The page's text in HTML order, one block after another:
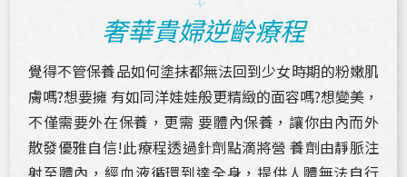
奢華貴婦逆齡療程
覺得不管保養品如何塗抹都無法回到少女時期的粉嫩肌
膚嗎?想要擁 有如同洋娃娃般更精緻的面容嗎?想變美，
不僅需要外在保養，更需 要體內保養，讓你由內而外
散發優雅自信!此療程透過針劑點滴將營 養劑由靜脈注
射至體內，經血液循環到達全身，提供人體無法自行